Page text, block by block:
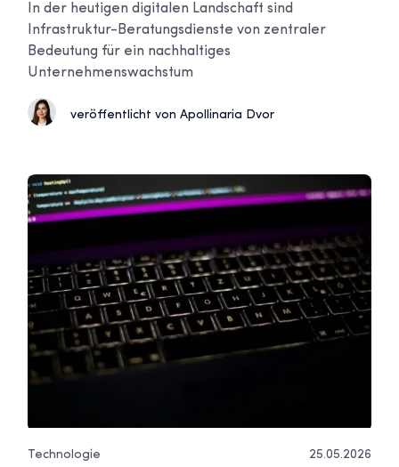
In der heutigen digitalen Landschaft sind
Infrastruktur-Beratungsdienste von zentraler
Bedeutung für ein nachhaltiges
Unternehmenswachstum
veröffentlicht von Apollinaria Dvor
Technologie 25.05.2026